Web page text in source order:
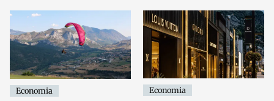
Economia Economia